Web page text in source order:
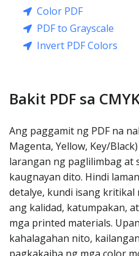
Color PDF
PDF to Grayscale
Invert PDF Colors
Bakit PDF sa
Ang paggamit ng PDF na
Magenta, Yellow, Key/
larangan ng paglilimbag at
kaugnayan dito. Hindi
detalye, kundi isang
ang kalidad, katumpakan,
mga printed materials.
kahalagahan nito,